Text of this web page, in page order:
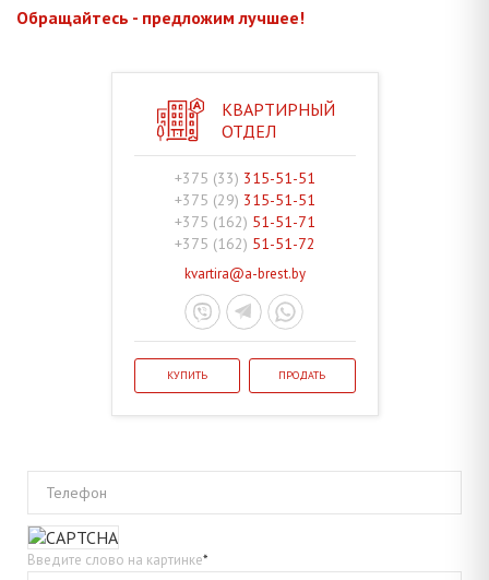
Обращайтесь - предложим лучшее!
КВАРТИРНЫЙ
ОТДЕЛ
+375 (33) 315-51-51
+375 (29) 315-51-51
+375 (162) 51-51-71
+375 (162) 51-51-72
kvartira@a-brest.by
КУПИТЬ ПРОДАТЬ
Телефон
Введите слово на картинке*